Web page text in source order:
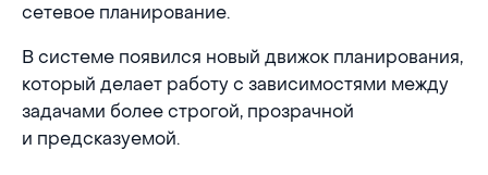
сетевое планирование.
В системе появился новый движок планирования,
который делает работу с зависимостями между
задачами более строгой, прозрачной
и предсказуемой.